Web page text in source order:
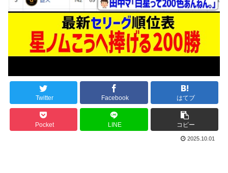
Twitter Facebook はてブ
Pocket LINE コピー
2025.10.01